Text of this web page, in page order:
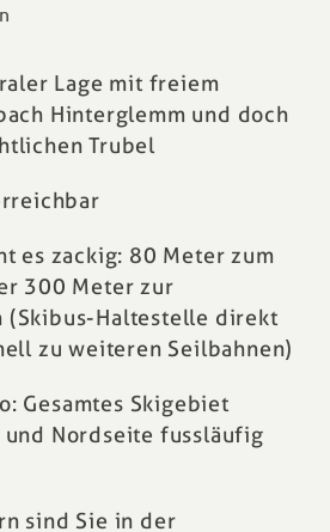
Lage mit freiem
Hinterglemm und doch
Trubel
es zackig: 80 Meter zum
300 Meter zur
(Skibus-Haltestelle direkt
zu weiteren Seilbahnen)
Gesamtes Skigebiet
Nordseite fussläufig
sind Sie in der